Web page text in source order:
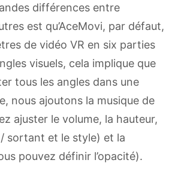
différences entre
est qu’AceMovi, par défaut,
de vidéo VR en six parties
visuels, cela implique que
tous les angles dans une
nous ajoutons la musique de
ajuster le volume, la hauteur,
sortant et le style) et la
pouvez définir l’opacité).